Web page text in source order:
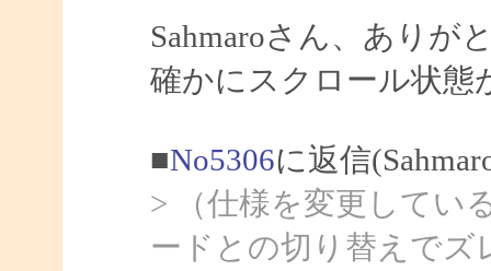
Sahmaroさん、ありが
確かにスクロール状態
■No5306に返信
> （仕様を変更してい
ードとの切り替えで